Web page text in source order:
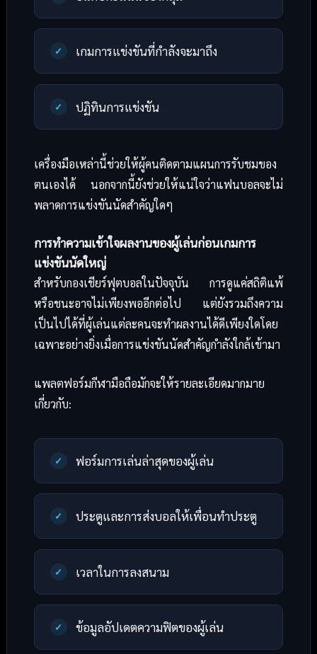
เกมการแข่งขันที่กำลังจะมาถึง
ปฏิทินการแข่งขัน
เครื่องมือเหล่านี้ช่วยให้ผู้คนติดตามแผนการรับชมของ
ตนเองได้ นอกจากนี้ยังช่วยให้แน่ใจว่าแฟนบอลจะไม่
พลาดการแข่งขันนัดสำคัญใดๆ
การทำความเข้าใจผลงานของผู้เล่นก่อนเกมการ
แข่งขันนัดใหญ่
สำหรับกองเชียร์ฟุตบอลในปัจจุบัน การดูแค่สถิติแพ้
หรือชนะอาจไม่เพียงพออีกต่อไป แต่ยังรวมถึงความ
เป็นไปได้ที่ผู้เล่นแต่ละคนจะทำผลงานได้ดีเพียงใดโดย
เฉพาะอย่างยิ่งเมื่อการแข่งขันนัดสำคัญกำลังใกล้เข้ามา
แพลตฟอร์มกีฬามือถือมักจะให้รายละเอียดมากมาย
เกี่ยวกับ:
ฟอร์มการเล่นล่าสุดของผู้เล่น
ประตูและการส่งบอลให้เพื่อนทำประตู
เวลาในการลงสนาม
ข้อมูลอัปเดตความฟิตของผู้เล่น